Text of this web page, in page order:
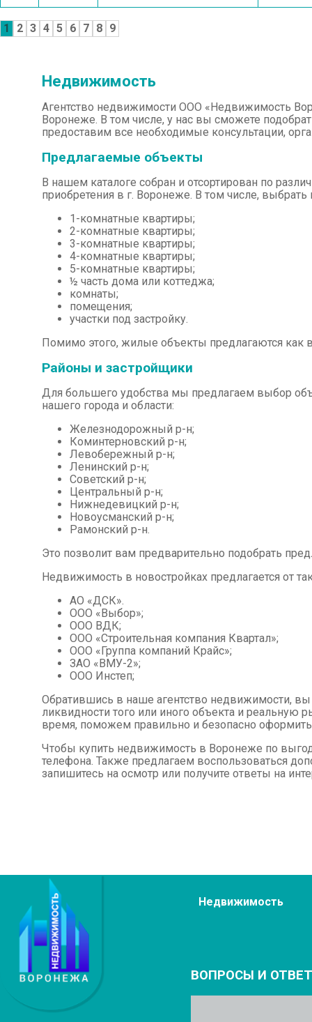
1 2 3 4 5 6 7 8 9
Недвижимость
Агентство недвижимости ООО «Недвижимость
Воронеже. В том числе, у нас вы сможете
предоставим все необходимые консультации,
Предлагаемые объекты
В нашем каталоге собран и отсортирован по
приобретения в г. Воронеже. В том числе,
1-комнатные квартиры;
2-комнатные квартиры;
3-комнатные квартиры;
4-комнатные квартиры;
5-комнатные квартиры;
½ часть дома или коттеджа;
комнаты;
помещения;
участки под застройку.
Помимо этого, жилые объекты предлагаются как
Районы и застройщики
Для большего удобства мы предлагаем выбор
нашего города и области:
Железнодорожный р-н;
Коминтерновский р-н;
Левобережный р-н;
Ленинский р-н;
Советский р-н;
Центральный р-н;
Нижнедевицкий р-н;
Новоусманский р-н;
Рамонский р-н.
Это позволит вам предварительно подобрать
Недвижимость в новостройках предлагается от
АО «ДСК».
ООО «Выбор»;
ООО ВДК;
ООО «Строительная компания Квартал»;
ООО «Группа компаний Крайс»;
ЗАО «ВМУ-2»;
ООО Инстеп;
Обратившись в наше агентство недвижимости,
ликвидности того или иного объекта и
время, поможем правильно и безопасно
Чтобы купить недвижимость в Воронеже по
телефона. Также предлагаем воспользоваться
запишитесь на осмотр или получите ответы на
Недвижимость
ВОПРОСЫ И